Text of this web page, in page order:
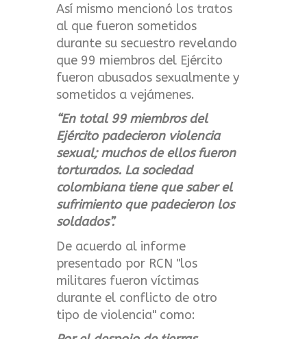
Así mismo mencionó los tratos
al que fueron sometidos
durante su secuestro revelando
que 99 miembros del Ejército
fueron abusados sexualmente y
sometidos a vejámenes.
“En total 99 miembros del
Ejército padecieron violencia
sexual; muchos de ellos fueron
torturados. La sociedad
colombiana tiene que saber el
sufrimiento que padecieron los
soldados”.
De acuerdo al informe
presentado por RCN "los
militares fueron víctimas
durante el conflicto de otro
tipo de violencia" como: